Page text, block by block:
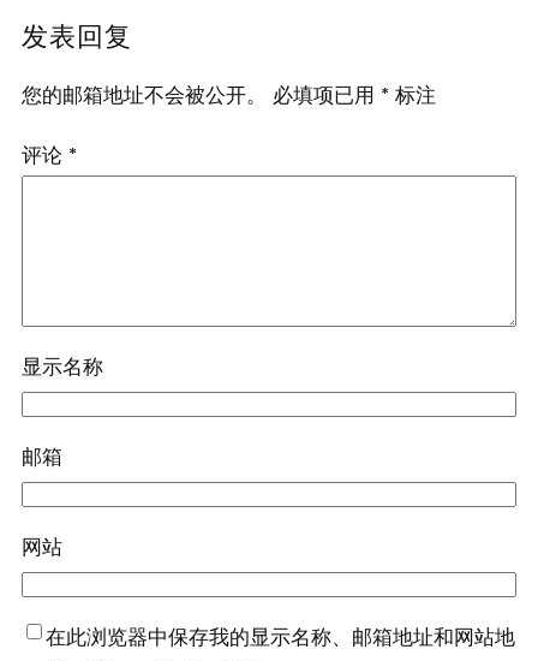
发表回复
您的邮箱地址不会被公开。 必填项已用 * 标注
评论 *
显示名称
邮箱
网站
在此浏览器中保存我的显示名称、邮箱地址和网站地